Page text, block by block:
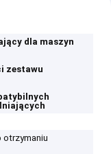
dla maszyn
zestawu
otrzymaniu